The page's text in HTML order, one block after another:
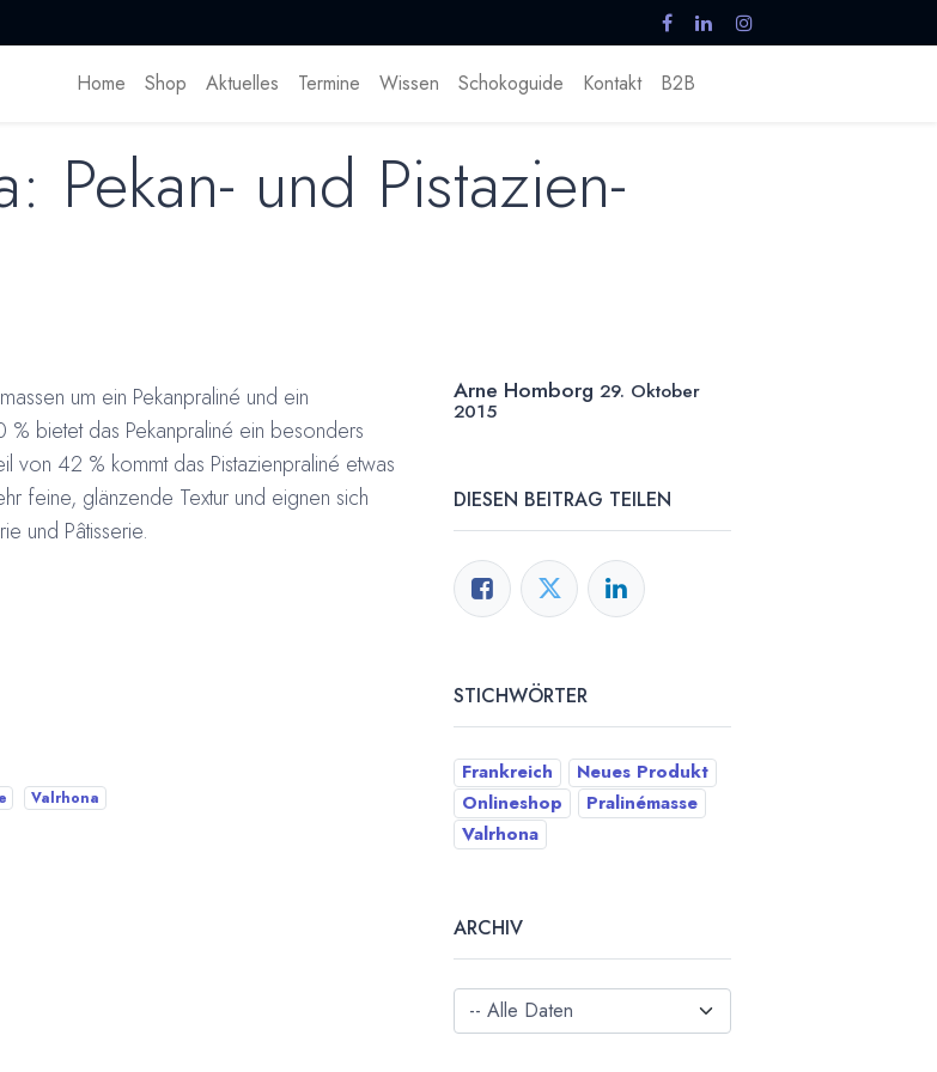
Home Shop Aktuelles Termine Wissen Schokoguide Kontakt B2B
Pekan- und Pistazien-
um ein Pekanpraliné und ein
% bietet das Pekanpraliné ein besonders
von 42 % kommt das Pistazienpraliné etwas
feine, glänzende Textur und eignen sich
und Pâtisserie.
Valrhona
Arne Homborg 29. Oktober
2015
DIESEN BEITRAG TEILEN
STICHWÖRTER
Frankreich
Neues Produkt
Onlineshop
Pralinémasse
Valrhona
ARCHIV